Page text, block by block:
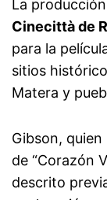
La
Cinecittà de
para la
sitios
Matera y
Gibson,
de “Corazón
descrito